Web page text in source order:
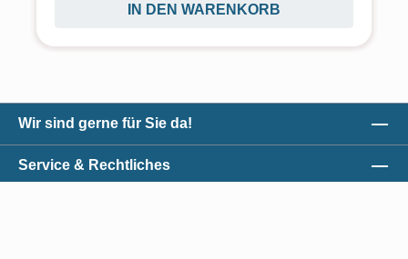
IN DEN WARENKORB
Wir sind gerne für Sie da!
Service & Rechtliches